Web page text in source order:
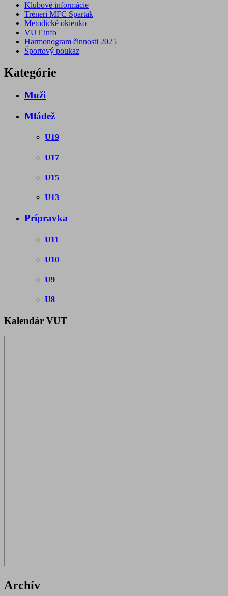
Klubové informácie
Tréneri MFC Spartak
Metodické okienko
VUT info
Harmonogram činnosti 2025
Športový poukaz
Kategórie
Muži
Mládež
U19
U17
U15
U13
Prípravka
U11
U10
U9
U8
Kalendár VUT
Archív